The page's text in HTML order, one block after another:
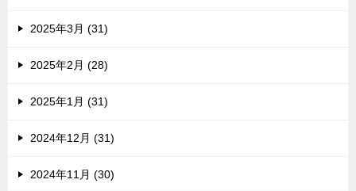
2025年3月 (31)
2025年2月 (28)
2025年1月 (31)
2024年12月 (31)
2024年11月 (30)